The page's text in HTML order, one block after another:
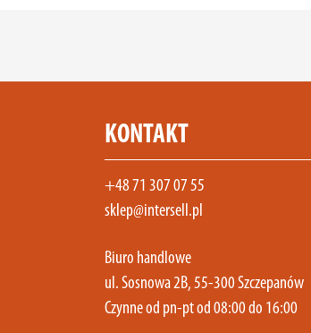
KONTAKT
+48 71 307 07 55
sklep@intersell.pl
Biuro handlowe
ul. Sosnowa 2B, 55-300 Szczepanów
Czynne od pn-pt od 08:00 do 16:00